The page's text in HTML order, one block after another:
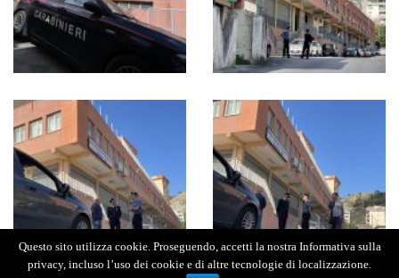
Questo sito utilizza cookie. Proseguendo, accetti la nostra Informativa sulla
privacy, incluso l’uso dei cookie e di altre tecnologie di localizzazione.